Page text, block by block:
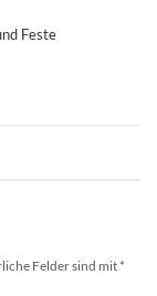
Feste
Felder sind mit *